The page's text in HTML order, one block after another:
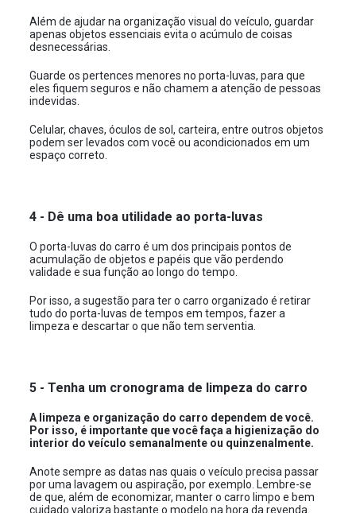
Além de ajudar na organização visual do veículo, guardar
apenas objetos essenciais evita o acúmulo de coisas
desnecessárias.
Guarde os pertences menores no porta-luvas, para que
eles fiquem seguros e não chamem a atenção de pessoas
indevidas.
Celular, chaves, óculos de sol, carteira, entre outros objetos
podem ser levados com você ou acondicionados em um
espaço correto.
4 - Dê uma boa utilidade ao porta-luvas
O porta-luvas do carro é um dos principais pontos de
acumulação de objetos e papéis que vão perdendo
validade e sua função ao longo do tempo.
Por isso, a sugestão para ter o carro organizado é retirar
tudo do porta-luvas de tempos em tempos, fazer a
limpeza e descartar o que não tem serventia.
5 - Tenha um cronograma de limpeza do carro
A limpeza e organização do carro dependem de você.
Por isso, é importante que você faça a higienização do
interior do veículo semanalmente ou quinzenalmente.
Anote sempre as datas nas quais o veículo precisa passar
por uma lavagem ou aspiração, por exemplo. Lembre-se
de que, além de economizar, manter o carro limpo e bem
cuidado valoriza bastante o modelo na hora da revenda.